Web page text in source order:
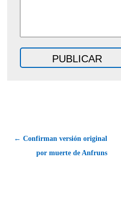
← Confirman versión original
por muerte de Anfruns